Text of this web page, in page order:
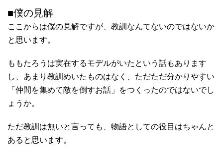
■僕の見解
ここからは僕の見解ですが、教訓なんてないのではないか
と思います。
ももたろうは実在するモデルがいたという話もあります
し、あまり教訓めいたものはなく、ただただ分かりやすい
「仲間を集めて敵を倒すお話」をつくったのではないでし
ょうか。
ただ教訓は無いと言っても、物語としての役目はちゃんと
あると思います。